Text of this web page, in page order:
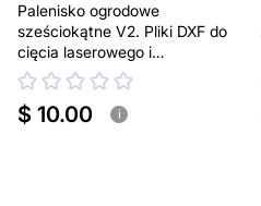
Palenisko ogrodowe
sześciokątne V2. Pliki DXF do
cięcia laserowego i
plazmowego
$ 10.00 i